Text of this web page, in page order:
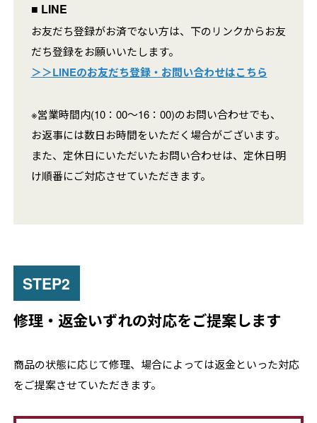
■ LINE
お友だち登録がお済でない方は、下のリンクからお友
だち登録をお願いいたします。
＞＞LINEのお友だち登録・お問い合わせはこちら
※営業時間内(10：00～16：00)のお問い合わせでも、
お返事には数日お時間をいただく場合がございます。
また、定休日にいただいたお問い合わせは、定休日明
け順番にご対応させていただきます。
修理・返金いずれの対応をご提案します
商品の状態に応じて修理、場合によっては返金といった対応
をご提案させていただきます。